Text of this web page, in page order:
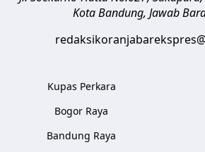
Kota Bandung, Jawab
Kupas Perkara
Bogor Raya
Bandung Raya